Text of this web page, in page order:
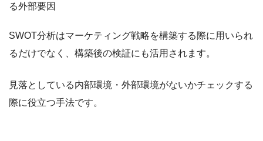
る外部要因
SWOT分析はマーケティング戦略を構築する際に用いられ
るだけでなく、構築後の検証にも活用されます。
見落としている内部環境・外部環境がないかチェックする
際に役立つ手法です。